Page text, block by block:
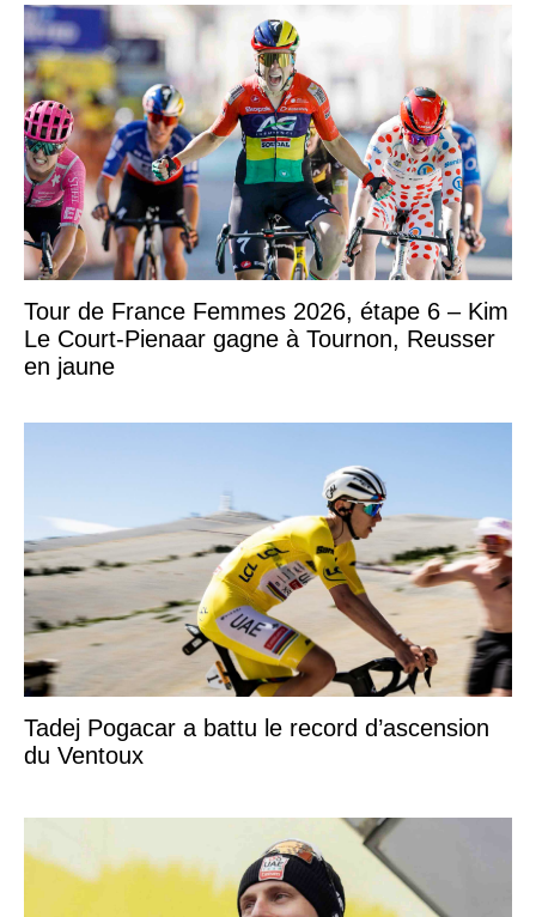
Tour de France Femmes 2026, étape 6 – Kim
Le Court-Pienaar gagne à Tournon, Reusser
en jaune
Tadej Pogacar a battu le record d’ascension
du Ventoux